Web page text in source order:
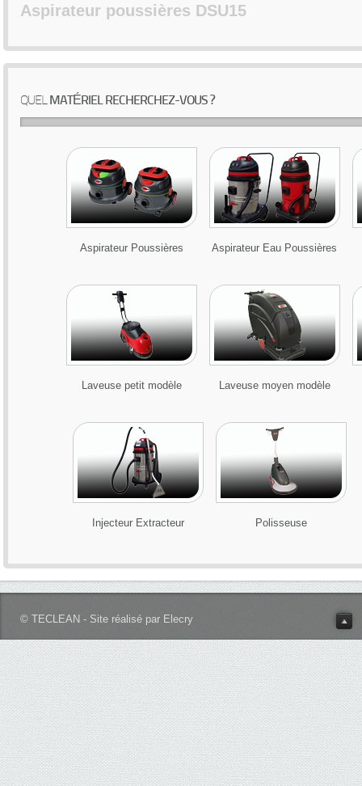
Aspirateur poussières DSU15
QUELMATÉRIEL RECHERCHEZ-VOUS ?
Aspirateur Poussières Aspirateur Eau Poussières
Laveuse petit modèle Laveuse moyen modèle
Injecteur Extracteur Polisseuse
© TECLEAN - Site réalisé par Elecry